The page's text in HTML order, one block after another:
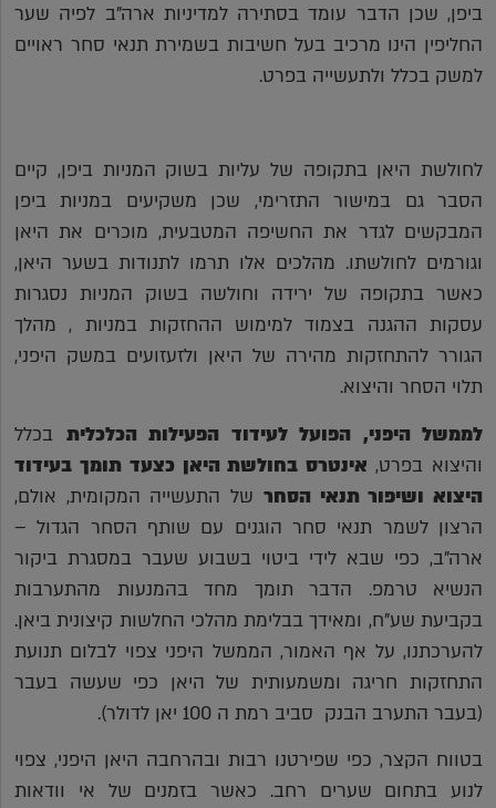
ביפן, שכן הדבר עומד בסתירה למדיניות ארה"ב לפיה שער
החליפין הינו מרכיב בעל חשיבות בשמירת תנאי סחר ראויים
למשק בכלל ולתעשייה בפרט.
לחולשת היאן בתקופה של עליות בשוק המניות ביפן, קיים
הסבר גם במישור התזרימי, שכן משקיעים במניות ביפן
המבקשים לגדר את החשיפה המטבעית, מוכרים את היאן
וגורמים לחולשתו. מהלכים אלו תרמו לתנודות בשער היאן,
כאשר בתקופה של ירידה וחולשה בשוק המניות נסגרות
עסקות ההגנה בצמוד למימוש ההחזקות במניות , מהלך
הגורר להתחזקות מהירה של היאן ולזעזועים במשק היפני,
תלוי הסחר והיצוא.
לממשל היפני, הפועל לעידוד הפעילות הכלכלית בכלל
והיצוא בפרט,אינטרס בחולשת היאן כצעד תומך בעידוד
היצוא ושיפור תנאי הסחר של התעשייה המקומית, אולם,
הרצון לשמר תנאי סחר הוגנים עם שותף הסחר הגדול –
ארה"ב, כפי שבא לידי ביטוי בשבוע שעבר במסגרת ביקור
הנשיא טרמפ. הדבר תומך מחד בהמנעות מהתערבות
בקביעת שע"ח, ומאידך בבלימת מהלכי החלשות קיצונית ביאן.
להערכתנו, על אף האמור, הממשל היפני צפוי לבלום תנועת
התחזקות חריגה ומשמעותית של היאן כפי שעשה בעבר
(בעבר התערב הבנק סביב רמת ה 100 יאן לדולר).
בטווח הקצר, כפי שפירטנו רבות ובהרחבה היאן היפני, צפוי
לנוע בתחום שערים רחב. כאשר בזמנים של אי וודאות